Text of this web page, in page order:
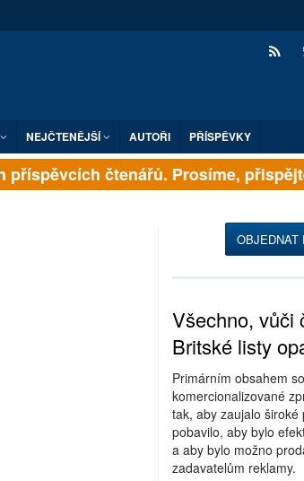
NEJČTENĚJŠÍ AUTOŘI PŘÍSPĚVKY
čtenářů. Prosíme, přispějte.
OBJEDNAT
Všechno, vůči
Britské listy
Primárním obsahem
komercionalizované
tak, aby zaujalo široké
pobavilo, aby bylo
a aby bylo možno
zadavatelům reklamy.